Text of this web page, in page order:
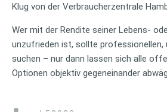
Klug von der Verbraucherzentrale
Wer mit der Rendite seiner Lebens-
unzufrieden ist, sollte professionellen,
suchen – nur dann lassen sich alle
Optionen objektiv gegeneinander